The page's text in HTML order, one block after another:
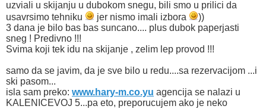
uzviali u skijanju u dubokom snegu, bili smo u prilici da
usavrsimo tehniku
jer nismo imali izbora
))
3 dana je bilo bas bas suncano.... plus dubok paperjasti
sneg ! Predivno !!!
Svima koji tek idu na skijanje , zelim lep provod !!!
samo da se javim, da je sve bilo u redu....sa rezervacijom ...i
ski pasom...
isla sam preko: www.hary-m.co.yu agencija se nalazi u
KALENICEVOJ 5...pa eto, preporucujem ako je neko